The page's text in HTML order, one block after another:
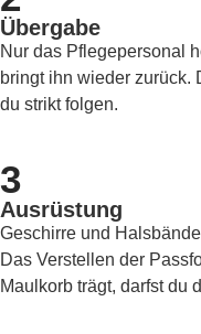
Übergabe
Nur das Pflegepersonal
bringt ihn wieder zurück.
du strikt folgen.
3
Ausrüstung
Geschirre und
Das Verstellen der
Maulkorb trägt, darfst du